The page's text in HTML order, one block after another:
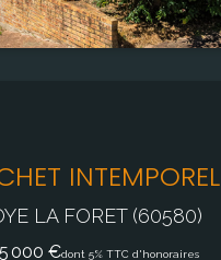
INTEMPOREL
LA FORET (60580)
000 €dont 5% TTC d'honoraires